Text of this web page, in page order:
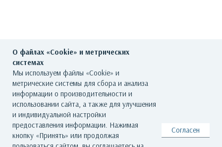
О файлах «Cookie» и метрических
системах
Мы используем файлы «Cookie» и
метрические системы для сбора и анализа
информации о производительности и
использовании сайта, а также для улучшения
и индивидуальной настройки
предоставления информации. Нажимая
кнопку «Принять» или продолжая
Согласен